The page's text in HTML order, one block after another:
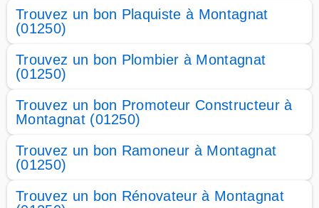
Trouvez un bon Plaquiste à Montagnat
(01250)
Trouvez un bon Plombier à Montagnat
(01250)
Trouvez un bon Promoteur Constructeur à
Montagnat (01250)
Trouvez un bon Ramoneur à Montagnat
(01250)
Trouvez un bon Rénovateur à Montagnat